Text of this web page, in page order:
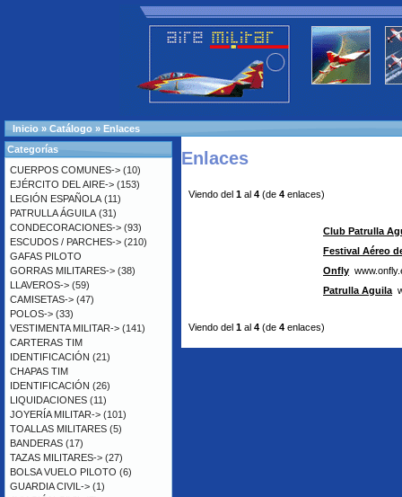
Inicio » Catálogo » Enlaces
Enlaces
Viendo del 1 al 4 (de 4 enlaces)
Club Patrulla
Festival Aéreo
Onfly
Patrulla Aguila
Viendo del 1 al 4 (de 4 enlaces)
Categorías
CUERPOS COMUNES-> (10)
EJÉRCITO DEL AIRE-> (153)
LEGIÓN ESPAÑOLA (11)
PATRULLA ÁGUILA (31)
CONDECORACIONES-> (93)
ESCUDOS / PARCHES-> (210)
GAFAS PILOTO
GORRAS MILITARES-> (38)
LLAVEROS-> (59)
CAMISETAS-> (47)
POLOS-> (33)
VESTIMENTA MILITAR-> (141)
CARTERAS TIM
IDENTIFICACIÓN (21)
CHAPAS TIM
IDENTIFICACIÓN (26)
LIQUIDACIONES (11)
JOYERÍA MILITAR-> (101)
TOALLAS MILITARES (5)
BANDERAS (17)
TAZAS MILITARES-> (27)
BOLSA VUELO PILOTO (6)
GUARDIA CIVIL-> (1)